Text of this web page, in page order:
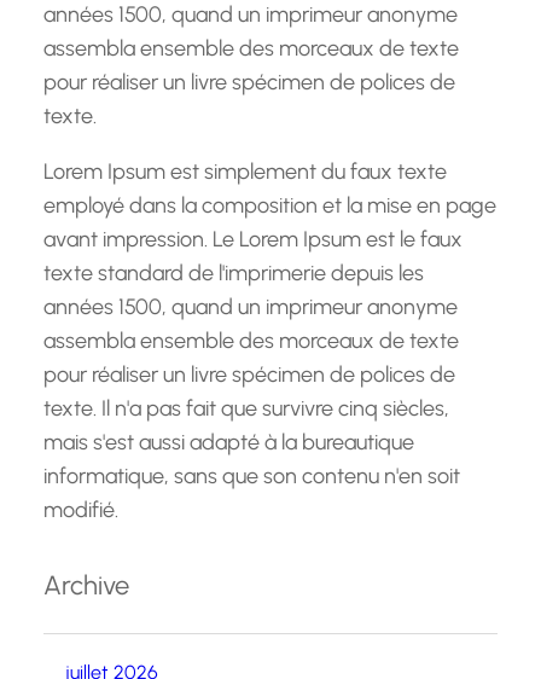
années 1500, quand un imprimeur anonyme
assembla ensemble des morceaux de texte
pour réaliser un livre spécimen de polices de
texte.
Lorem Ipsum est simplement du faux texte
employé dans la composition et la mise en page
avant impression. Le Lorem Ipsum est le faux
texte standard de l'imprimerie depuis les
années 1500, quand un imprimeur anonyme
assembla ensemble des morceaux de texte
pour réaliser un livre spécimen de polices de
texte. Il n'a pas fait que survivre cinq siècles,
mais s'est aussi adapté à la bureautique
informatique, sans que son contenu n'en soit
modifié.
Archive
juillet 2026